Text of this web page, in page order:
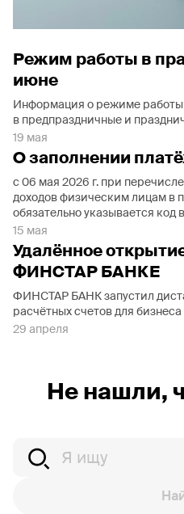
Режим работы в
июне
Информация о режиме
в предпраздничные и
19 мая
О заполнении
с 06 мая 2026 г. при
доходов физическим лицам в
обязательно указывается код
15 мая
Удалённое
ФИНСТАР БАНКЕ
ФИНСТАР БАНК запустил
расчётных счетов для бизнеса
29 апреля
Не нашли,